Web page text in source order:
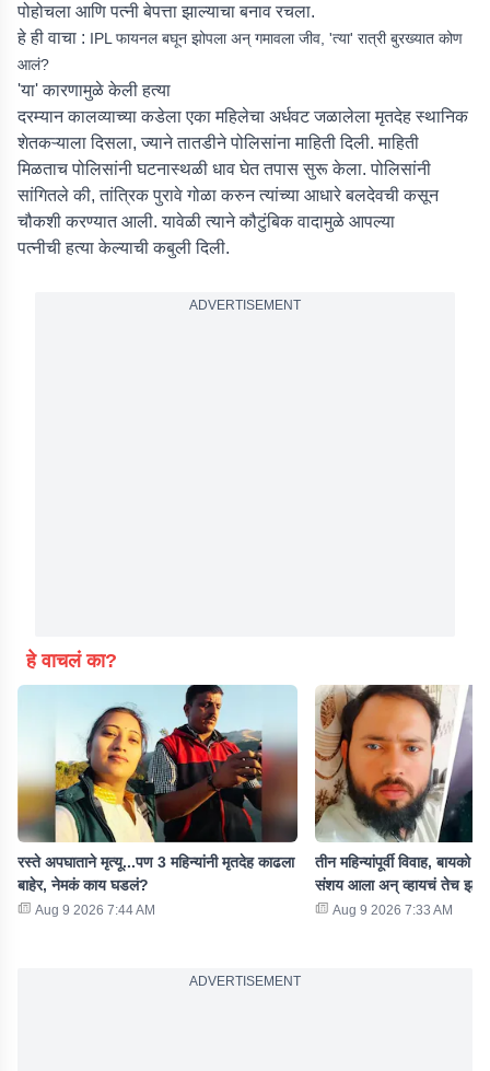
पोहोचला आणि पत्नी बेपत्ता झाल्याचा बनाव रचला.
हे ही वाचा : IPL फायनल बघून झोपला अन् गमावला जीव, 'त्या' रात्री बुरख्यात कोण
आलं?
'या' कारणामुळे केली हत्या
दरम्यान कालव्याच्या कडेला एका महिलेचा अर्धवट जळालेला मृतदेह स्थानिक
शेतकऱ्याला दिसला, ज्याने तातडीने पोलिसांना माहिती दिली. माहिती
मिळताच पोलिसांनी घटनास्थळी धाव घेत तपास सुरू केला. पोलिसांनी
सांगितले की, तांत्रिक पुरावे गोळा करुन त्यांच्या आधारे बलदेवची कसून
चौकशी करण्यात आली. यावेळी त्याने कौटुंबिक वादामुळे आपल्या
पत्नीची हत्या केल्याची कबुली दिली.
ADVERTISEMENT
हे वाचलं का?
रस्ते अपघाताने मृत्यू...पण 3 महिन्यांनी मृतदेह काढला
बाहेर, नेमकं काय घडलं?
Aug 9 2026 7:44 AM
तीन महिन्यांपूर्वी विवाह, बायको
संशय आला अन् व्हायचं तेच झालं
Aug 9 2026 7:33 AM
ADVERTISEMENT